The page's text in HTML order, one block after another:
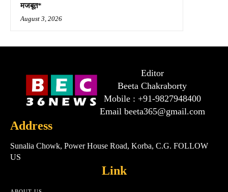
मजबूत*
August 3, 2026
Editor
Beeta Chakraborty
Mobile : +91-9827948400
Email beeta365@gmail.com
Address
Sunalia Chowk, Power House Road, Korba, C.G. FOLLOW
US
Link